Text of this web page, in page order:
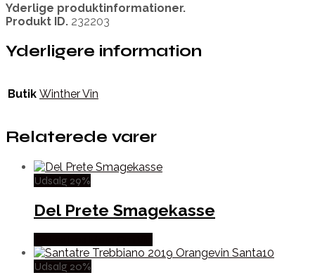
Yderlige produktinformationer.
Produkt ID. 232203
Yderligere information
Butik Winther Vin
Relaterede varer
Udsalg 29%
Del Prete Smagekasse
Udsalg 20%